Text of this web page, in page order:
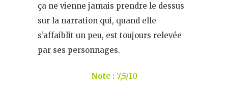
ça ne vienne jamais prendre le dessus
sur la narration qui, quand elle
s’affaiblit un peu, est toujours relevée
par ses personnages.
Note : 7,5/10